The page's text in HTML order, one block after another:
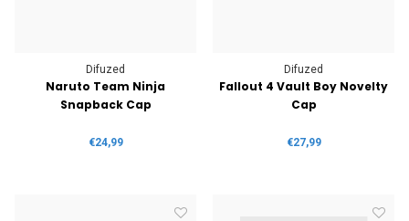
Difuzed
Naruto Team Ninja
Snapback Cap
€24,99
Difuzed
Fallout 4 Vault Boy Novelty
Cap
€27,99